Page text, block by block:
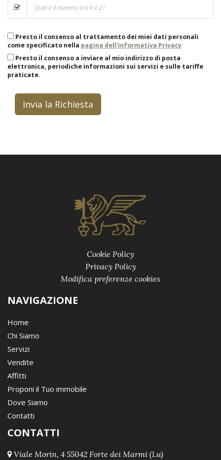
Presto il consenso al trattamento dei miei dati personali
come specificato nella pagina dell'informativa Privacy
Presto il consenso a inviare al mio indirizzo di posta
elettronica, periodiche informazioni sui servizi e sulle tariffe
praticate.
Invia la Richiesta
Cookie Policy
Privacy Policy
Modifica preferenze cookies
NAVIGAZIONE
Home
Chi Siamo
Servizi
Vendite
Affitti
Proponi il Tuo immobile
Dove Siamo
Contatti
CONTATTI
Viale Morin, 4 55042 Forte dei Marmi (Lu)